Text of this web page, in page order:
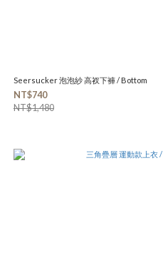
Seersucker 泡泡紗 高衩下褲 / Bottom
NT$740
NT$1,480